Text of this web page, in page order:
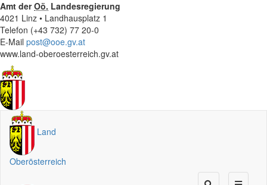
Amt derOö. Landesregierung
4021 Linz • Landhausplatz 1
Telefon (+43 732) 77 20-0
E-Mail post@ooe.gv.at
www.land-oberoesterreich.gv.at
Land
Oberösterreich